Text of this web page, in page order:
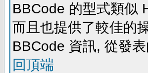
BBCode 的型式類似
而且也提供了較佳的
BBCode 資訊, 從發
回頂端